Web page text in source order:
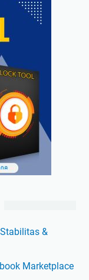
&
Marketplace